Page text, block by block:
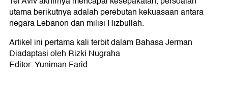
utama berikutnya adalah perebutan kekuasaan antara
negara Lebanon dan milisi Hizbullah.
Artikel ini pertama kali terbit dalam Bahasa Jerman
Diadaptasi oleh Rizki Nugraha
Editor: Yuniman Farid